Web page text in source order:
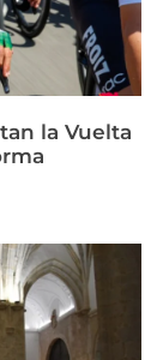
la Vuelta